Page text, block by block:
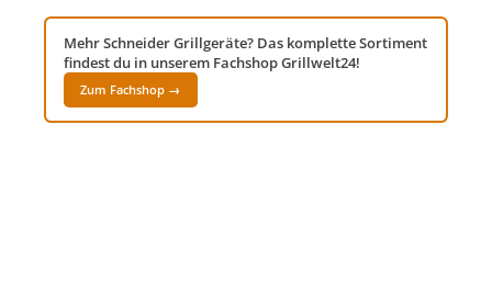
Mehr Schneider Grillgeräte? Das komplette Sortiment
findest du in unserem Fachshop Grillwelt24!
Zum Fachshop →